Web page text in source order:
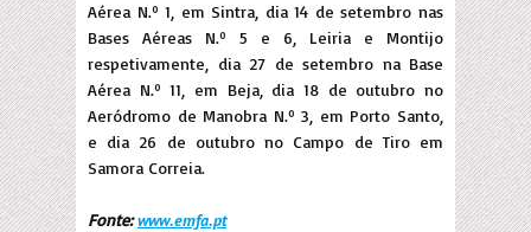
Aérea N.º 1, em Sintra, dia 14 de setembro nas
Bases Aéreas N.º 5 e 6, Leiria e Montijo
respetivamente, dia 27 de setembro na Base
Aérea N.º 11, em Beja, dia 18 de outubro no
Aeródromo de Manobra N.º 3, em Porto Santo,
e dia 26 de outubro no Campo de Tiro em
Samora Correia.
Fonte:www.emfa.pt